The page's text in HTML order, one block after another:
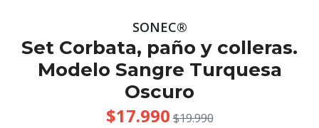
SONEC®
Set Corbata, paño y colleras.
Modelo Sangre Turquesa
Oscuro
$17.990 $19.990